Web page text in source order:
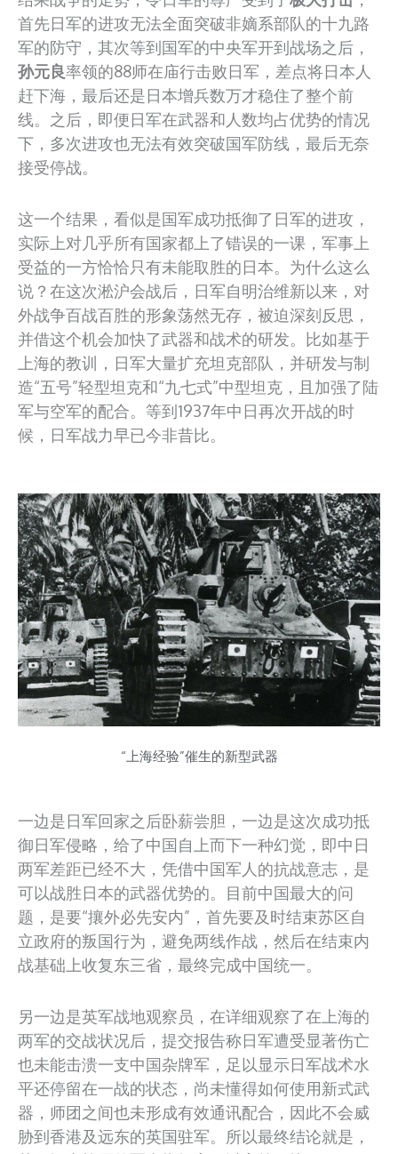
首先日军的进攻无法全面突破非嫡系部队的十九路
军的防守，其次等到国军的中央军开到战场之后，
孙元良率领的88师在庙行击败日军，差点将日本人
赶下海，最后还是日本增兵数万才稳住了整个前
线。之后，即便日军在武器和人数均占优势的情况
下，多次进攻也无法有效突破国军防线，最后无奈
接受停战。
这一个结果，看似是国军成功抵御了日军的进攻，
实际上对几乎所有国家都上了错误的一课，军事上
受益的一方恰恰只有未能取胜的日本。为什么这么
说？在这次淞沪会战后，日军自明治维新以来，对
外战争百战百胜的形象荡然无存，被迫深刻反思，
并借这个机会加快了武器和战术的研发。比如基于
上海的教训，日军大量扩充坦克部队，并研发与制
造“五号”轻型坦克和“九七式”中型坦克，且加强了陆
军与空军的配合。等到1937年中日再次开战的时
候，日军战力早已今非昔比。
“上海经验”催生的新型武器
一边是日军回家之后卧薪尝胆，一边是这次成功抵
御日军侵略，给了中国自上而下一种幻觉，即中日
两军差距已经不大，凭借中国军人的抗战意志，是
可以战胜日本的武器优势的。目前中国最大的问
题，是要“攘外必先安内”，首先要及时结束苏区自
立政府的叛国行为，避免两线作战，然后在结束内
战基础上收复东三省，最终完成中国统一。
另一边是英军战地观察员，在详细观察了在上海的
两军的交战状况后，提交报告称日军遭受显著伤亡
也未能击溃一支中国杂牌军，足以显示日军战术水
平还停留在一战的状态，尚未懂得如何使用新式武
器，师团之间也未形成有效通讯配合，因此不会威
胁到香港及远东的英国驻军。所以最终结论就是，